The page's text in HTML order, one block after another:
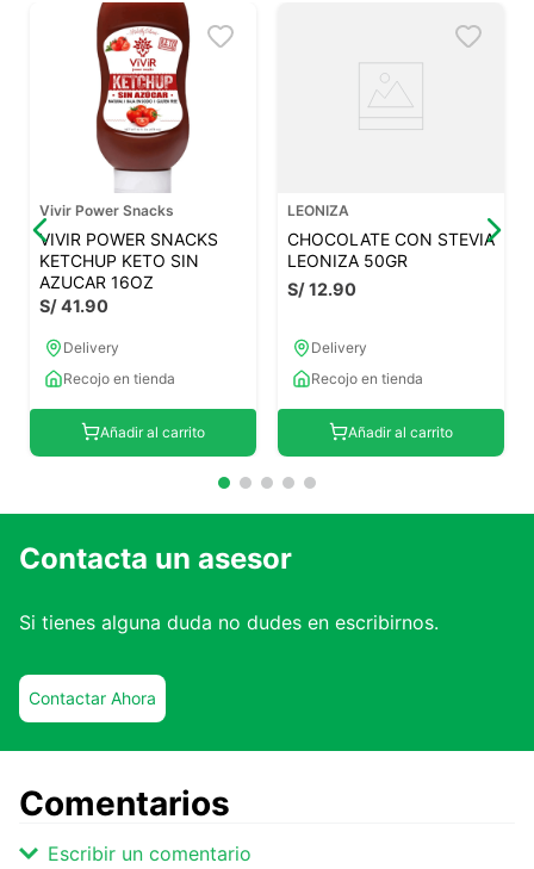
Vivir Power Snacks
VIVIR POWER SNACKS
KETCHUP KETO SIN
AZUCAR 16OZ
S/41.90
Delivery
Recojo en tienda
Añadir al carrito
LEONIZA
CHOCOLATE CON STEVIA
LEONIZA 50GR
S/12.90
Delivery
Recojo en tienda
Añadir al carrito
Contacta un asesor
Si tienes alguna duda no dudes en escribirnos.
Contactar Ahora
Comentarios
Escribir un comentario